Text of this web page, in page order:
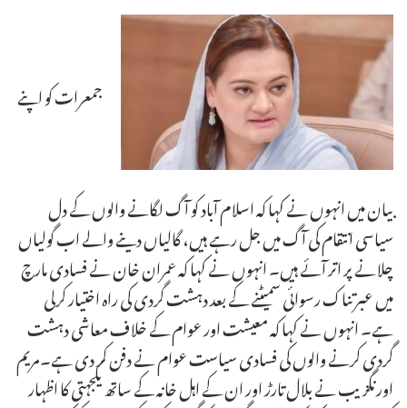
جمعرات کو اپنے
بیان میں انہوں نے کہا کہ اسلام آباد کو آگ لگانے والوں کے دل
سیاسی انتقام کی آگ میں جل رہے ہیں، گالیاں دینے والے اب گولیاں
چلانے پر اتر آئے ہیں۔ انہوں نے کہا کہ عمران خان نے فسادی مارچ
میں عبرتناک رسوائی سمیٹنے کے بعد دہشت گردی کی راہ اختیار کرلی
ہے۔ انہوں نے کہا کہ معیشت اور عوام کے خلاف معاشی دہشت
گردی کرنے والوں کی فسادی سیاست عوام نے دفن کر دی ہے۔مریم
اورنگزیب نے بلال تارڑ اور ان کے اہل خانہ کے ساتھ یکجہتی کا اظہار